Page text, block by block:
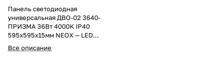
Панель светодиодная
универсальная ДВО-02 3640-
ПРИЗМА 36Вт 4000К IP40
595х595х15мм NEOX — LED
панель для внутреннего
освещения. Мощность 36 Вт и
Все описание